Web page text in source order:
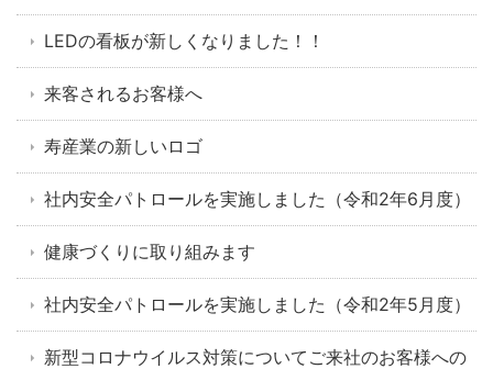
LEDの看板が新しくなりました！！
来客されるお客様へ
寿産業の新しいロゴ
社内安全パトロールを実施しました（令和2年6月度）
健康づくりに取り組みます
社内安全パトロールを実施しました（令和2年5月度）
新型コロナウイルス対策についてご来社のお客様への